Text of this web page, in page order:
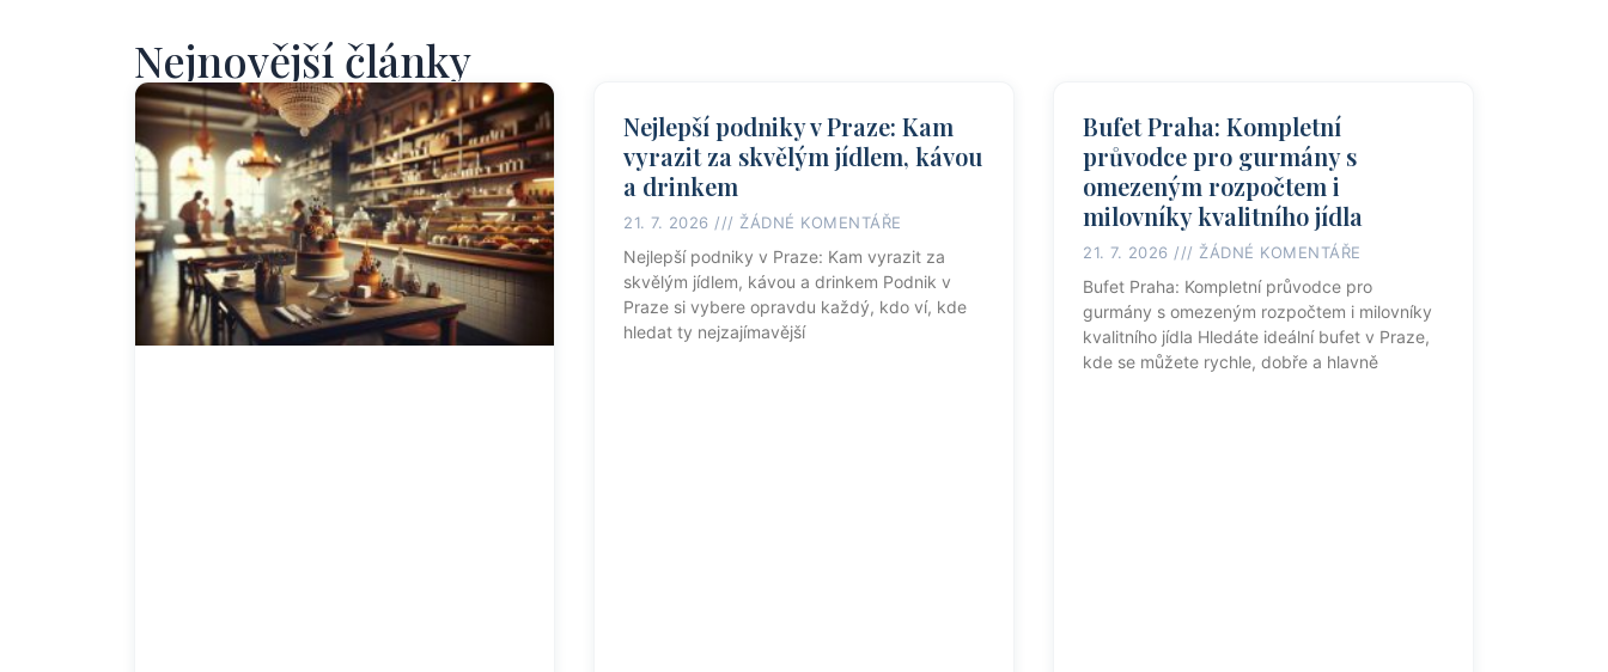
Nejnovější články
Nejlepší podniky v Praze: Kam
vyrazit za skvělým jídlem, kávou
a drinkem
21. 7. 2026 ŽÁDNÉ KOMENTÁŘE
Nejlepší podniky v Praze: Kam vyrazit za
skvělým jídlem, kávou a drinkem Podnik v
Praze si vybere opravdu každý, kdo ví, kde
hledat ty nejzajímavější
Bufet Praha: Kompletní
průvodce pro gurmány s
omezeným rozpočtem i
milovníky kvalitního jídla
21. 7. 2026 ŽÁDNÉ KOMENTÁŘE
Bufet Praha: Kompletní průvodce pro
gurmány s omezeným rozpočtem i milovníky
kvalitního jídla Hledáte ideální bufet v Praze,
kde se můžete rychle, dobře a hlavně